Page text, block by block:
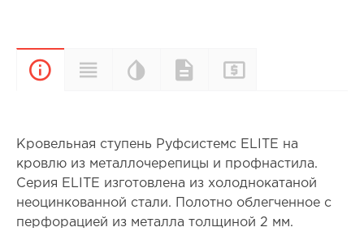
ОписаниеХарактеристики
Цветовая
палитра
Документы
Кровельная ступень Руфсистемс ELITE на
кровлю из металлочерепицы и профнастила.
Серия ELITE изготовлена из холоднокатаной
неоцинкованной стали. Полотно облегченное с
перфорацией из металла толщиной 2 мм.